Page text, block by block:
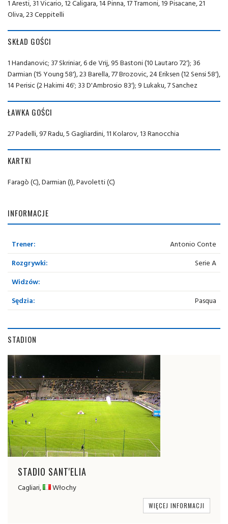
1 Aresti, 31 Vicario, 12 Caligara, 14 Pinna, 17 Tramoni, 19 Pisacane, 21
Oliva, 23 Ceppitelli
SKŁAD GOŚCI
1 Handanovic; 37 Skriniar, 6 de Vrij, 95 Bastoni (10 Lautaro 72'); 36
Darmian (15 Young 58'), 23 Barella, 77 Brozovic, 24 Eriksen (12 Sensi 58'),
14 Perisic (2 Hakimi 46'; 33 D'Ambrosio 83'); 9 Lukaku, 7 Sanchez
ŁAWKA GOŚCI
27 Padelli, 97 Radu, 5 Gagliardini, 11 Kolarov, 13 Ranocchia
KARTKI
Faragò (C), Darmian (I), Pavoletti (C)
INFORMACJE
Trener:
Antonio Conte
Rozgrywki:
Serie A
Widzów:
Sędzia:
Pasqua
STADION
STADIO SANT'ELIA
Cagliari, Włochy
WIĘCEJ INFORMACJI